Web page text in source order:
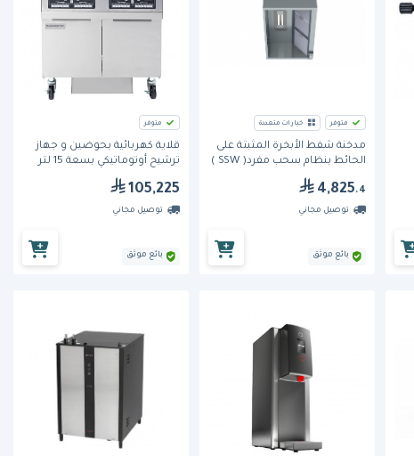
متوفر خيارات متعددة
مدخنة شفط الأبخرة المثبتة على
الحائط بنظام سحب مفرد( SSW )
4,825.4
توصيل مجاني
بائع موثق
متوفر
قلاية كهربائية بحوضين و جهاز
ترشيح أوتوماتيكي بسعة 15 لتر
105,225
توصيل مجاني
بائع موثق